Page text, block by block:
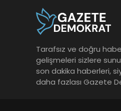
Tarafsız ve doğru
gelişmeleri sizlere
son dakika haberleri,
daha fazlası Gazete